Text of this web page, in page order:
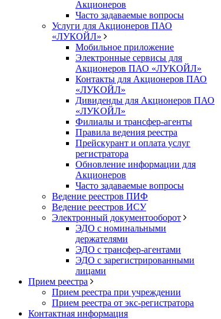
Акционеров
Часто задаваемые вопросы
Услуги для Акционеров ПАО
«ЛУКОЙЛ»
Мобильное приложение
Электронные сервисы для
Акционеров ПАО «ЛУKOЙЛ»
Контакты для Акционеров ПАО
«ЛУKOЙЛ»
Дивиденды для Акционеров ПАО
«ЛУKOЙЛ»
Филиалы и трансфер-агенты
Правила ведения реестра
Прейскурант и оплата услуг
регистратора
Обновление информации для
Акционеров
Часто задаваемые вопросы
Ведение реестров ПИФ
Ведение реестров ИСУ
Электронный документооборот
ЭДО с номинальными
держателями
ЭДО с трансфер-агентами
ЭДО с зарегистрированными
лицами
Прием реестра
Прием реестра при учреждении
Прием реестра от экс-регистратора
Контактная информация